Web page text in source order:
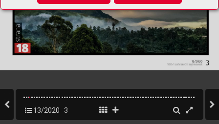
13/2020 3